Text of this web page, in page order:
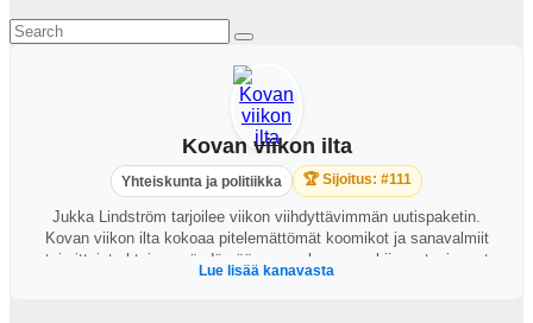
Kovan viikon ilta
Yhteiskunta ja politiikka 🏆 Sijoitus: #111
Jukka Lindström tarjoilee viikon viihdyttävimmän uutispaketin.
Kovan viikon ilta kokoaa pitelemättömät koomikot ja sanavalmiit
toimittajat yhteisen pöydän ääreen perkaamaan kiinnostavimmat
ajankohtaiset puheenaiheet. https://areena.yle.fi/1-64828919?
Lue lisää kanavasta